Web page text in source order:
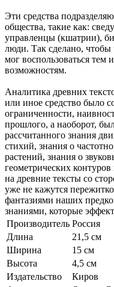
Эти средства
общества, такие как:
управленцы (кшатрии),
люди. Так сделано, чтобы
мог воспользоваться тем
возможностям.
Аналитика древних
или иное средство было
ограниченности,
прошлого, а наоборот,
рассчитанного знания
стихий, знания о
растений, знания о
геометрических
на древние тексты со
уже не кажутся
фантазиями наших
знаниями, которые
Производитель Россия
Длина
21,5 см
Ширина
15 см
Высота
4,5 см
Издательство
Киров